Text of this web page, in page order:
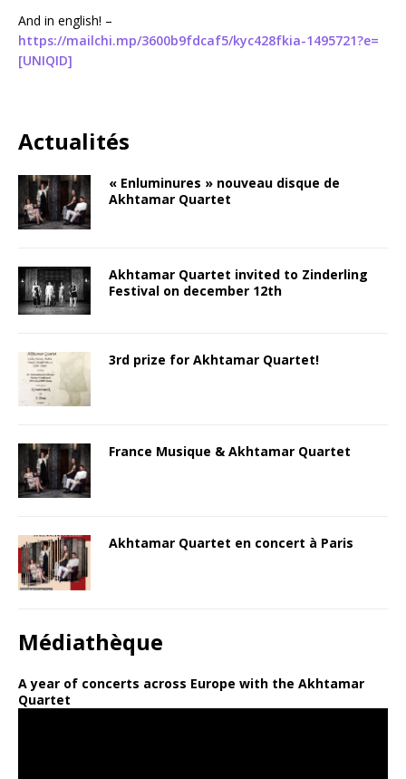
And in english! –
https://mailchi.mp/3600b9fdcaf5/kyc428fkia-1495721?e=
[UNIQID]
Actualités
« Enluminures » nouveau disque de
Akhtamar Quartet
Akhtamar Quartet invited to Zinderling
Festival on december 12th
3rd prize for Akhtamar Quartet!
France Musique & Akhtamar Quartet
Akhtamar Quartet en concert à Paris
Médiathèque
A year of concerts across Europe with the Akhtamar
Quartet